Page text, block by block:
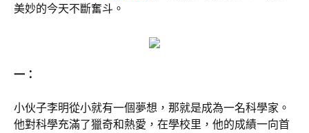
美妙的今天不斷奮斗。
一：
小伙子李明從小就有一個夢想，那就是成為一名科學家。
他對科學充滿了獵奇和熱愛，在學校里，他的成績一向首